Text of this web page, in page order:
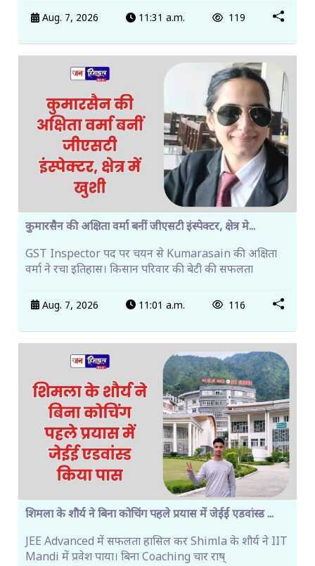
Aug. 7, 2026 11:31 a.m. 119
कुमारसैन की अक्षिता वर्मा बनीं जीएसटी इंस्पेक्टर, क्षेत्र मे...
GST Inspector पद पर चयन से Kumarasain की अक्षिता
वर्मा ने रचा इतिहास। किसान परिवार की बेटी की सफलता
Aug. 7, 2026 11:01 a.m. 116
शिमला के शौर्य ने बिना कोचिंग पहले प्रयास में जेईई एडवांस्ड ...
JEE Advanced में सफलता हासिल कर Shimla के शौर्य ने IIT
Mandi में प्रवेश पाया। बिना Coaching चार राष्